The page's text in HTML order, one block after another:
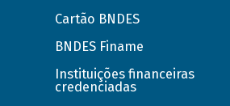
Cartão BNDES
BNDES Finame
Instituições financeiras
credenciadas